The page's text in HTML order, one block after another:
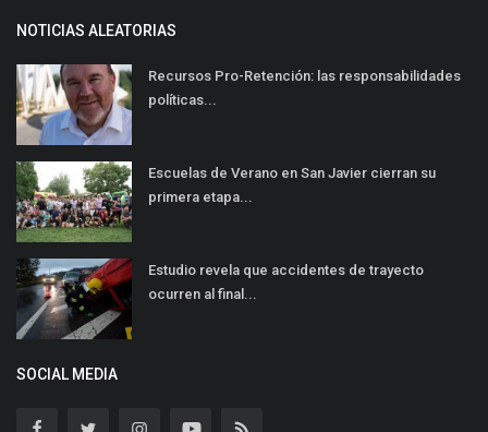
NOTICIAS ALEATORIAS
Recursos Pro-Retención: las responsabilidades
políticas...
Escuelas de Verano en San Javier cierran su
primera etapa...
Estudio revela que accidentes de trayecto
ocurren al final...
SOCIAL MEDIA